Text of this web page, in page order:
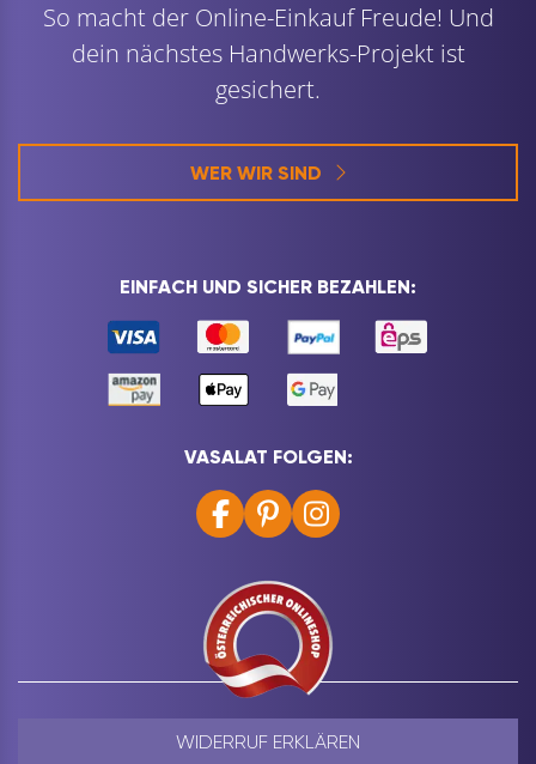
So macht der Online-Einkauf Freude! Und
dein nächstes Handwerks-Projekt ist
gesichert.
WER WIR SIND
EINFACH UND SICHER BEZAHLEN:
VASALAT FOLGEN:
WIDERRUF ERKLÄREN